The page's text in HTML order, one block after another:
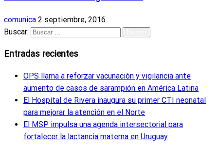
comunica 2 septiembre, 2016
Buscar:
Entradas recientes
OPS llama a reforzar vacunación y vigilancia ante
aumento de casos de sarampión en América Latina
El Hospital de Rivera inaugura su primer CTI neonatal
para mejorar la atención en el Norte
El MSP impulsa una agenda intersectorial para
fortalecer la lactancia materna en Uruguay